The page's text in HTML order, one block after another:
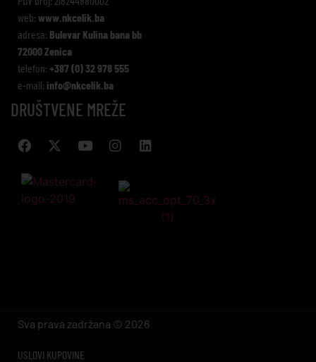
web: www.nkcelik.ba
adresa: Bulevar Kulina bana bb
72000 Zenica
telefon: +387 (0) 32 978 555
e-mail: info@nkcelik.ba
DRUŠTVENE MREŽE
Sva prava zadržana © 2026
USLOVI KUPOVINE